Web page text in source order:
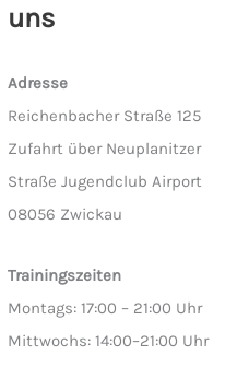
uns
Adresse
Reichenbacher Straße 125
Zufahrt über Neuplanitzer
Straße Jugendclub Airport
08056 Zwickau
Trainingszeiten
Montags: 17:00 – 21:00 Uhr
Mittwochs: 14:00–21:00 Uhr